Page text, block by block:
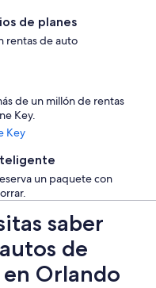
de planes
rentas de auto
de un millón de rentas
Key.
Key
un paquete con
saber
de
en Orlando